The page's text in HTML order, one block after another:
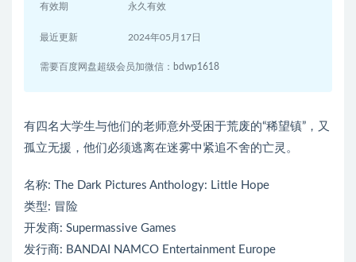
有效期 永久有效
最近更新 2024年05月17日
需要百度网盘超级会员加微信：bdwp1618
有四名大学生与他们的老师意外受困于荒废的“稀望镇”，又
孤立无援，他们必须逃离在迷雾中紧追不舍的亡灵。
名称: The Dark Pictures Anthology: Little Hope
类型: 冒险
开发商: Supermassive Games
发行商: BANDAI NAMCO Entertainment Europe